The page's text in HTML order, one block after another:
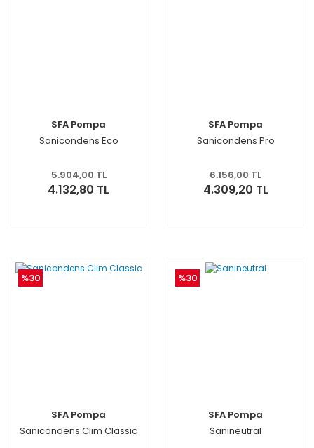
SFA Pompa
Sanicondens Eco
5.904,00 TL
4.132,80 TL
SFA Pompa
Sanicondens Pro
6.156,00 TL
4.309,20 TL
%30
SFA Pompa
Sanicondens Clim Classic
%30
SFA Pompa
Sanineutral